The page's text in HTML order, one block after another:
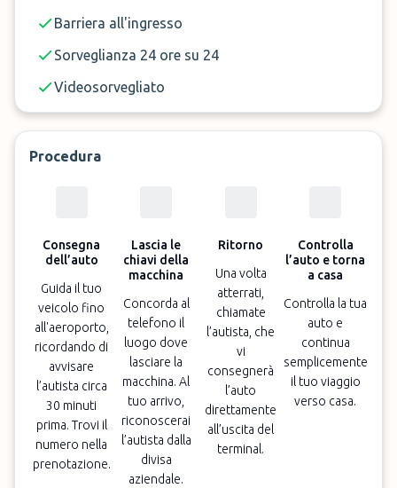
Barriera all'ingresso
Sorveglianza 24 ore su 24
Videosorvegliato
Procedura
Consegna
dell’auto
Guida il tuo
veicolo fino
all'aeroporto,
ricordando di
avvisare
l’autista circa
30 minuti
prima. Trovi il
numero nella
prenotazione.
Lascia le
chiavi della
macchina
Concorda al
telefono il
luogo dove
lasciare la
macchina. Al
tuo arrivo,
riconoscerai
l’autista dalla
divisa
aziendale.
Ritorno
Una volta
atterrati,
chiamate
l’autista, che
vi
consegnerà
l’auto
direttamente
all’uscita del
terminal.
Controlla
l’auto e torna
a casa
Controlla la tua
auto e
continua
semplicemente
il tuo viaggio
verso casa.